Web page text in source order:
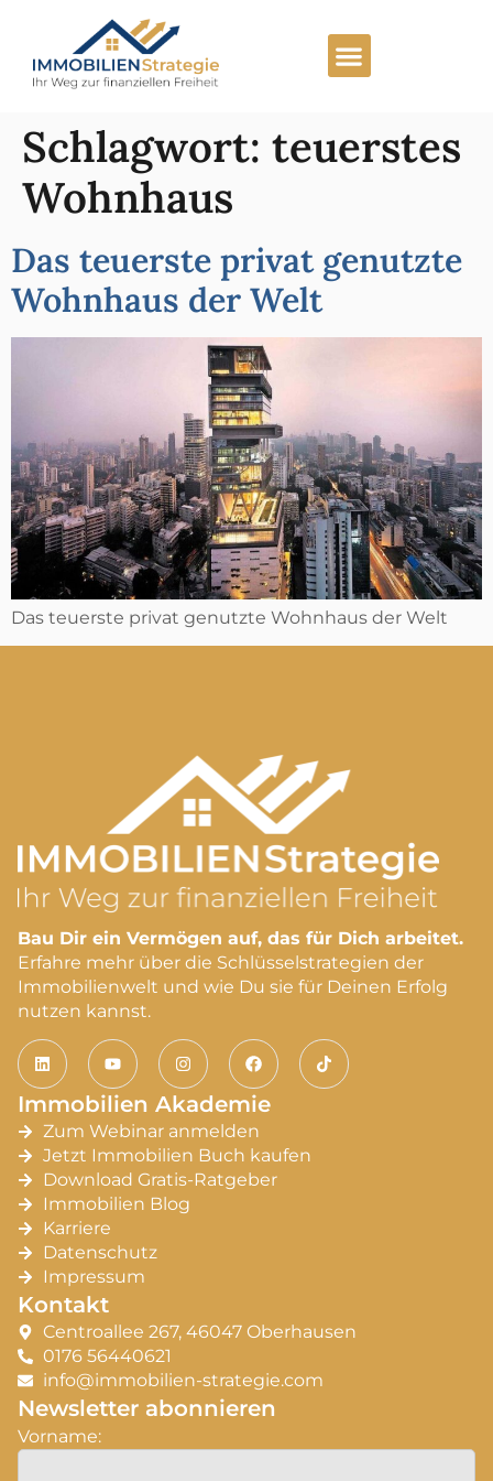
Schlagwort: teuerstes
Wohnhaus
Das teuerste privat genutzte
Wohnhaus der Welt
Das teuerste privat genutzte Wohnhaus der Welt
Bau Dir ein Vermögen auf, das für Dich arbeitet.
Erfahre mehr über die Schlüsselstrategien der
Immobilienwelt und wie Du sie für Deinen Erfolg
nutzen kannst.
Immobilien Akademie
Zum Webinar anmelden
Jetzt Immobilien Buch kaufen
Download Gratis-Ratgeber
Immobilien Blog
Karriere
Datenschutz
Impressum
Kontakt
Centroallee 267, 46047 Oberhausen
0176 56440621
info@immobilien-strategie.com
Newsletter abonnieren
Vorname: